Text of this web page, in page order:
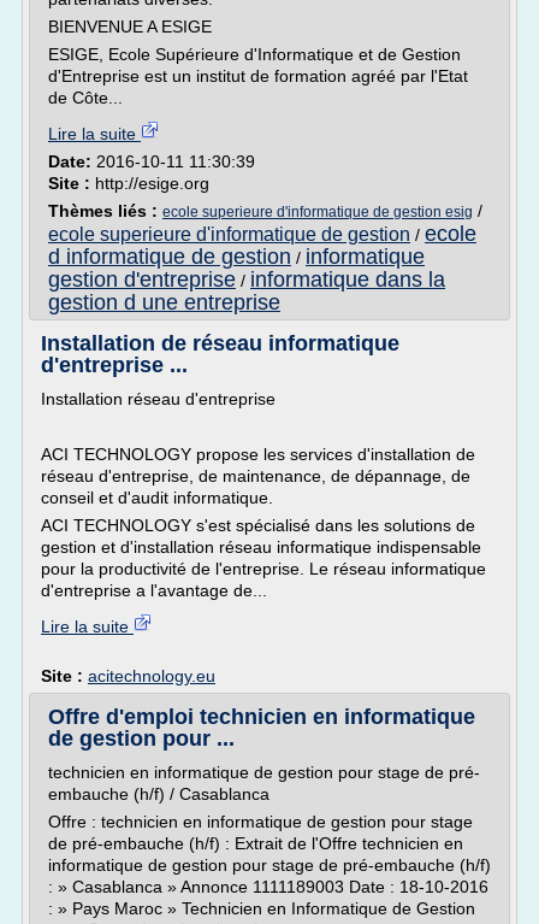
BIENVENUE A ESIGE
ESIGE, Ecole Supérieure d'Informatique et de Gestion
d'Entreprise est un institut de formation agréé par l'Etat
de Côte...
Lire la suite
Date: 2016-10-11 11:30:39
Site : http://esige.org
Thèmes liés : ecole superieure d'informatique de gestion esig /
ecole superieure d'informatique de gestion / ecole
d informatique de gestion / informatique
gestion d'entreprise / informatique dans la
gestion d une entreprise
Installation de réseau informatique
d'entreprise ...
Installation réseau d'entreprise
ACI TECHNOLOGY propose les services d'installation de
réseau d'entreprise, de maintenance, de dépannage, de
conseil et d'audit informatique.
ACI TECHNOLOGY s'est spécialisé dans les solutions de
gestion et d'installation réseau informatique indispensable
pour la productivité de l'entreprise. Le réseau informatique
d'entreprise a l'avantage de...
Lire la suite
Site : acitechnology.eu
Offre d'emploi technicien en informatique
de gestion pour ...
technicien en informatique de gestion pour stage de pré-
embauche (h/f) / Casablanca
Offre : technicien en informatique de gestion pour stage
de pré-embauche (h/f) : Extrait de l'Offre technicien en
informatique de gestion pour stage de pré-embauche (h/f)
: » Casablanca » Annonce 1111189003 Date : 18-10-2016
: » Pays Maroc » Technicien en Informatique de Gestion